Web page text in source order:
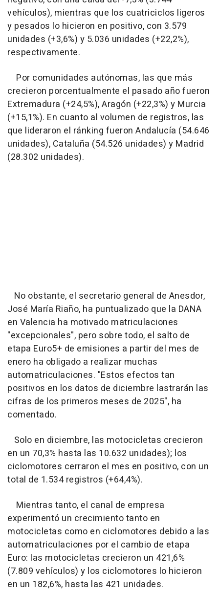
vehículos), mientras que los cuatriciclos ligeros
y pesados lo hicieron en positivo, con 3.579
unidades (+3,6%) y 5.036 unidades (+22,2%),
respectivamente.
Por comunidades autónomas, las que más
crecieron porcentualmente el pasado año fueron
Extremadura (+24,5%), Aragón (+22,3%) y Murcia
(+15,1%). En cuanto al volumen de registros, las
que lideraron el ránking fueron Andalucía (54.646
unidades), Cataluña (54.526 unidades) y Madrid
(28.302 unidades).
No obstante, el secretario general de Anesdor,
José María Riaño, ha puntualizado que la DANA
en Valencia ha motivado matriculaciones
"excepcionales", pero sobre todo, el salto de
etapa Euro5+ de emisiones a partir del mes de
enero ha obligado a realizar muchas
automatriculaciones. "Estos efectos tan
positivos en los datos de diciembre lastrarán las
cifras de los primeros meses de 2025", ha
comentado.
Solo en diciembre, las motocicletas crecieron
en un 70,3% hasta las 10.632 unidades); los
ciclomotores cerraron el mes en positivo, con un
total de 1.534 registros (+64,4%).
Mientras tanto, el canal de empresa
experimentó un crecimiento tanto en
motocicletas como en ciclomotores debido a las
automatriculaciones por el cambio de etapa
Euro: las motocicletas crecieron un 421,6%
(7.809 vehículos) y los ciclomotores lo hicieron
en un 182,6%, hasta las 421 unidades.